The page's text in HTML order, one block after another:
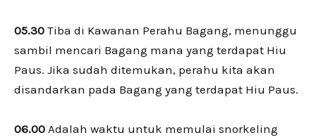
05.30 Tiba di Kawanan Perahu Bagang, menunggu
sambil mencari Bagang mana yang terdapat Hiu
Paus. Jika sudah ditemukan, perahu kita akan
disandarkan pada Bagang yang terdapat Hiu Paus.
06.00 Adalah waktu untuk memulai snorkeling